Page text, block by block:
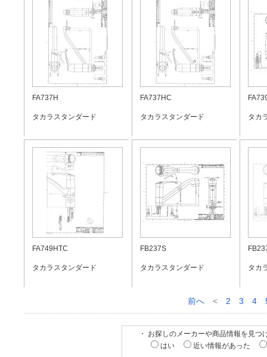
FA737H
タカラスタンダード
FA737HC
タカラスタンダード タカ
FA749HTC
タカラスタンダード
FB237S
タカラスタンダード タカ
前へ < 2 3 4
・ お探しのメーカーや商品情報を見つ
はい
近い情報があった